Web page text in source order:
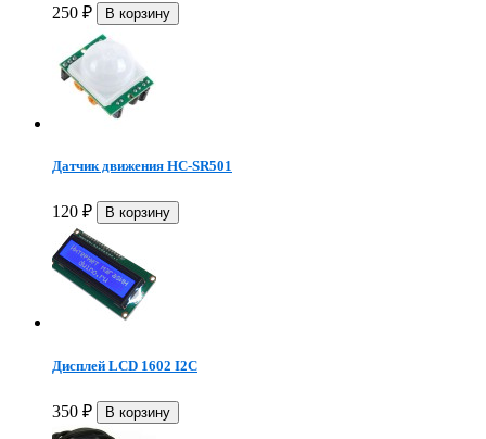
250 ₽
Датчик движения HC-SR501
120 ₽
Дисплей LCD 1602 I2C
350 ₽